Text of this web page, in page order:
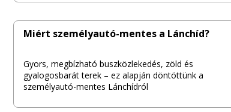
Miért személyautó-mentes a Lánchíd?
Gyors, megbízható buszközlekedés, zöld és
gyalogosbarát terek – ez alapján döntöttünk a
személyautó-mentes Lánchídról